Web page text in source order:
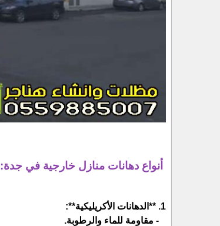
أنواع دهانات منازل خارجية في جدة:
1. **الدهانات الأكريليكية**:
- مقاومة للماء والرطوبة.